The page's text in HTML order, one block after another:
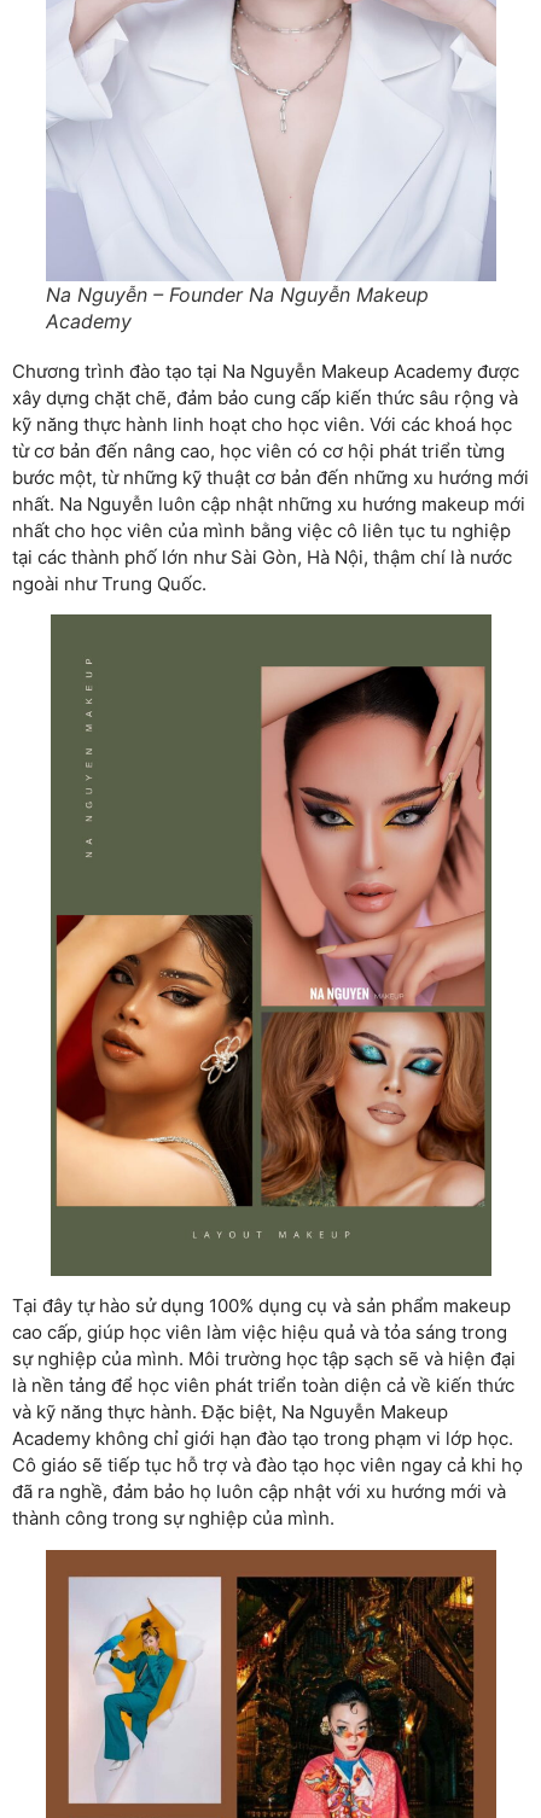
Na Nguyễn – Founder Na Nguyễn Makeup
Academy
Chương trình đào tạo tại Na Nguyễn Makeup Academy được
xây dựng chặt chẽ, đảm bảo cung cấp kiến thức sâu rộng và
kỹ năng thực hành linh hoạt cho học viên. Với các khoá học
từ cơ bản đến nâng cao, học viên có cơ hội phát triển từng
bước một, từ những kỹ thuật cơ bản đến những xu hướng mới
nhất. Na Nguyễn luôn cập nhật những xu hướng makeup mới
nhất cho học viên của mình bằng việc cô liên tục tu nghiệp
tại các thành phố lớn như Sài Gòn, Hà Nội, thậm chí là nước
ngoài như Trung Quốc.
Tại đây tự hào sử dụng 100% dụng cụ và sản phẩm makeup
cao cấp, giúp học viên làm việc hiệu quả và tỏa sáng trong
sự nghiệp của mình. Môi trường học tập sạch sẽ và hiện đại
là nền tảng để học viên phát triển toàn diện cả về kiến thức
và kỹ năng thực hành. Đặc biệt, Na Nguyễn Makeup
Academy không chỉ giới hạn đào tạo trong phạm vi lớp học.
Cô giáo sẽ tiếp tục hỗ trợ và đào tạo học viên ngay cả khi họ
đã ra nghề, đảm bảo họ luôn cập nhật với xu hướng mới và
thành công trong sự nghiệp của mình.